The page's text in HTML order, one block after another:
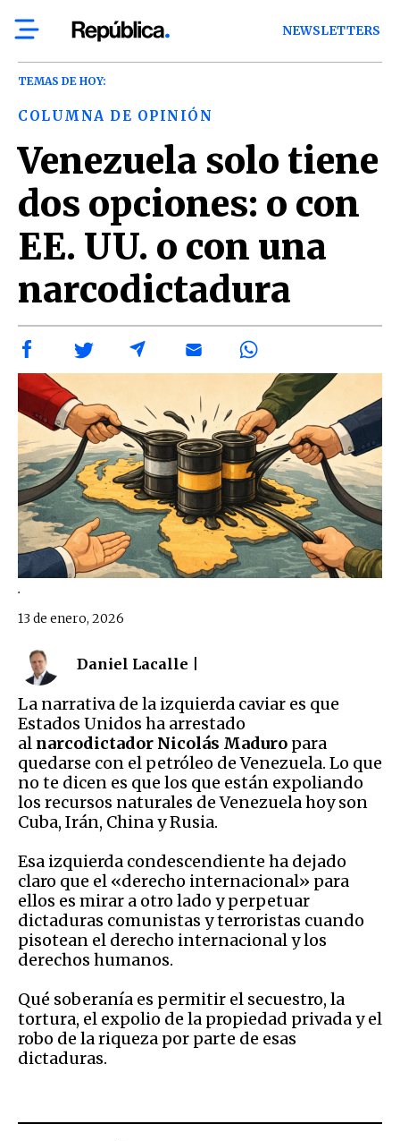
NEWSLETTERS
TEMAS DE HOY:
COLUMNA DE OPINIÓN
Venezuela solo tiene
dos opciones: o con
EE. UU. o con una
narcodictadura
.
Daniel Lacalle |
13 de enero, 2026
La narrativa de la izquierda caviar es que
Estados Unidos ha arrestado
al narcodictador Nicolás Maduro para
quedarse con el petróleo de Venezuela. Lo que
no te dicen es que los que están expoliando
los recursos naturales de Venezuela hoy son
Cuba, Irán, China y Rusia.
Esa izquierda condescendiente ha dejado
claro que el «derecho internacional» para
ellos es mirar a otro lado y perpetuar
dictaduras comunistas y terroristas cuando
pisotean el derecho internacional y los
derechos humanos.
Qué soberanía es permitir el secuestro, la
tortura, el expolio de la propiedad privada y el
robo de la riqueza por parte de esas
dictaduras.